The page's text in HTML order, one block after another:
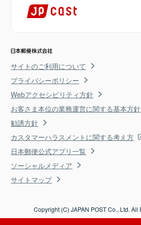
サイトのご利用について
プライバシーポリシー
Webアクセシビリティ方針
お客さま本位の業務運営に関する基本方針
勧誘方針
カスタマーハラスメントに関する考え方
日本郵便公式アプリ一覧
ソーシャルメディア
サイトマップ
Copyright (C) JAPAN POST Co., Ltd. All